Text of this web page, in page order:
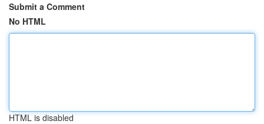
Submit a Comment
No HTML
HTML is disabled